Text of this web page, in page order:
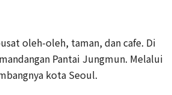
oleh-oleh, taman, dan cafe. Di
Pantai Jungmun. Melalui
kota Seoul.